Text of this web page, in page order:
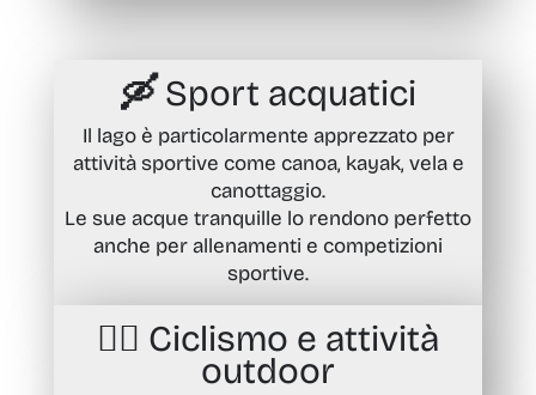
🛶 Sport acquatici
Il lago è particolarmente apprezzato per
attività sportive come canoa, kayak, vela e
canottaggio.
Le sue acque tranquille lo rendono perfetto
anche per allenamenti e competizioni
sportive.
🚵‍♂️ Ciclismo e attività
outdoor